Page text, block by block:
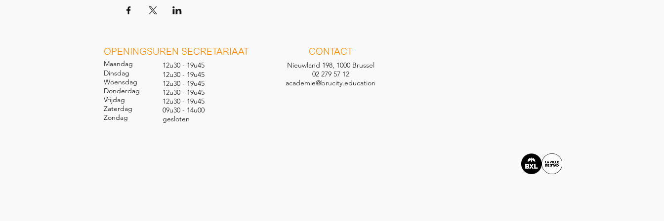
OPENINGSUREN SECRETARIAAT
Maandag
Dinsdag
Woensdag
Donderdag
Vrijdag
Zaterdag
Zondag
12u30 - 19u45
12u30 - 19u45
12u30 - 19u45
12u30 - 19u45
12u30 - 19u45
09u30 - 14u00
gesloten
CONTACT
Nieuwland 198, 1000 Brussel
02 279 57 12
academie@brucity.education